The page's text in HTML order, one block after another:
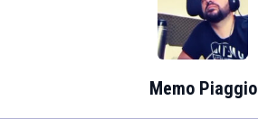
Memo Piaggio